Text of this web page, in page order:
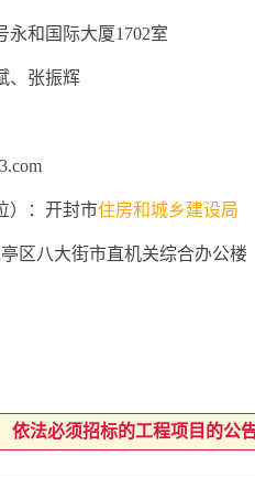
永和国际大厦1702室
、张振辉
： 开封市住房和城乡建设局
区八大街市直机关综合办公楼
依法必须招标的工程项目的公